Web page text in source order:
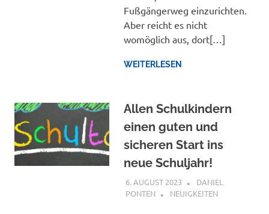
Fußgängerweg einzurichten.
Aber reicht es nicht
womöglich aus, dort[…]
WEITERLESEN
Allen Schulkindern
einen guten und
sicheren Start ins
neue Schuljahr!
6. AUGUST 2023
DANIEL
PONTEN
NEUIGKEITEN